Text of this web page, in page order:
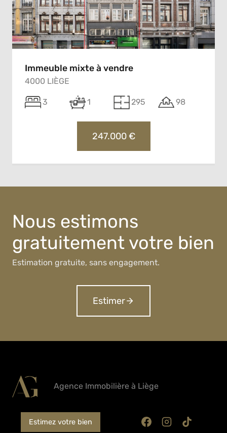
Immeuble mixte à vendre
4000 LIÈGE
3 1 295 98
247.000 €
Nous estimons
gratuitement votre bien
Estimation gratuite, sans engagement.
Estimer
Agence Immobilière à Liège
Estimez votre bien